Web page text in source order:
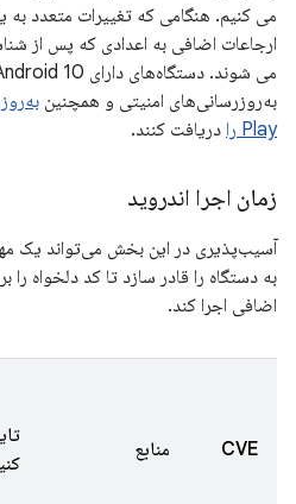
می کنیم. هنگامی که تغییرات متعدد
ارجاعات اضافی به اعدادی که پس از
به‌روزرسانی‌های امنیتی و همچنین
Play را
دریافت کنند.
زمان اجرا اندروید
آسیب‌پذیری در این بخش می‌تواند یک
به دستگاه را قادر سازد تا کد دلخواه
اضافی اجرا کند.
CVE منابع